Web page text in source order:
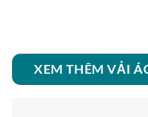
XEM THÊM VẢI